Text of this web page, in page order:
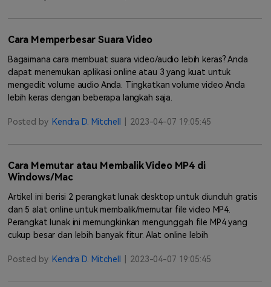
Cara Memperbesar Suara Video
Bagaimana cara membuat suara video/audio lebih keras? Anda
dapat menemukan aplikasi online atau 3 yang kuat untuk
mengedit volume audio Anda. Tingkatkan volume video Anda
lebih keras dengan beberapa langkah saja.
Posted by Kendra D. Mitchell 2023-04-07 19:05:45
Cara Memutar atau Membalik Video MP4 di
Windows/Mac
Artikel ini berisi 2 perangkat lunak desktop untuk diunduh gratis
dan 5 alat online untuk membalik/memutar file video MP4.
Perangkat lunak ini memungkinkan mengunggah file MP4 yang
cukup besar dan lebih banyak fitur. Alat online lebih
Posted by Kendra D. Mitchell 2023-04-07 19:05:45